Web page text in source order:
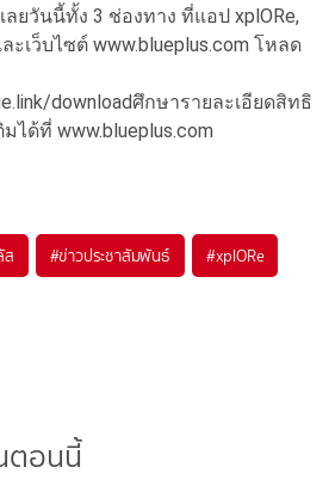
ลยวันนี้ทั้ง 3 ช่องทาง ที่แอป xplORe,
ะเว็บไซต์ www.blueplus.com โหลด
downloadศึกษารายละเอียดสิทธิ
ได้ที่ www.blueplus.com
#ข่าวประชาสัมพันธ์ #xplORe
ตอนนี้